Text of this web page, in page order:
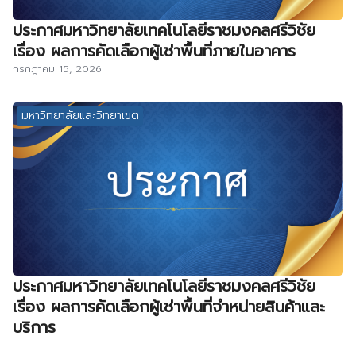
ประกาศมหาวิทยาลัยเทคโนโลยีราชมงคลศรีวิชัย
เรื่อง ผลการคัดเลือกผู้เช่าพื้นที่ภายในอาคาร
กรกฎาคม 15, 2026
มหาวิทยาลัยและวิทยาเขต
ประกาศมหาวิทยาลัยเทคโนโลยีราชมงคลศรีวิชัย
เรื่อง ผลการคัดเลือกผู้เช่าพื้นที่จำหน่ายสินค้าและ
บริการ